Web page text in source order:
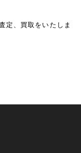
定、買取をいたしま